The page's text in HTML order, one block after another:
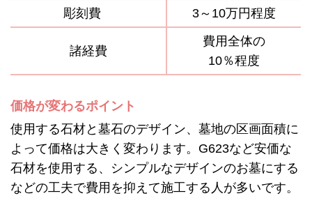
彫刻費
3～10万円程度
諸経費
費用全体の
10％程度
価格が変わるポイント
使用する石材と墓石のデザイン、墓地の区画面積に
よって価格は大きく変わります。G623など安価な
石材を使用する、シンプルなデザインのお墓にする
などの工夫で費用を抑えて施工する人が多いです。